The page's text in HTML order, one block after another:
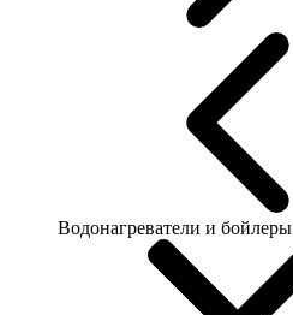
Водонагреватели и бойлеры